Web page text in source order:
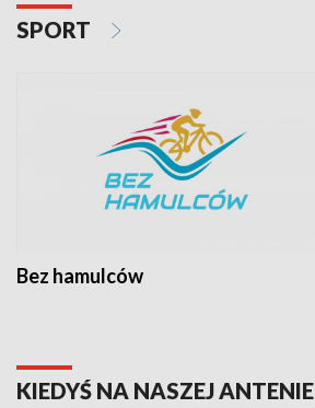
SPORT
Bez hamulców
KIEDYŚ NA NASZEJ ANTENIE